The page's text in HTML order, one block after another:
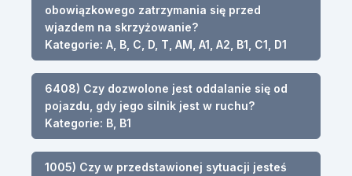
obowiązkowego zatrzymania się przed
wjazdem na skrzyżowanie?
Kategorie: A, B, C, D, T, AM, A1, A2, B1, C1, D1
6408) Czy dozwolone jest oddalanie się od
pojazdu, gdy jego silnik jest w ruchu?
Kategorie: B, B1
1005) Czy w przedstawionej sytuacji jesteś